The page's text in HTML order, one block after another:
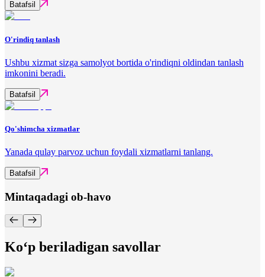
Batafsil
O'rindiq tanlash
Ushbu xizmat sizga samolyot bortida o'rindiqni oldindan tanlash
imkonini beradi.
Batafsil
Qo'shimcha xizmatlar
Yanada qulay parvoz uchun foydali xizmatlarni tanlang.
Batafsil
Mintaqadagi ob-havo
Ko‘p beriladigan savollar